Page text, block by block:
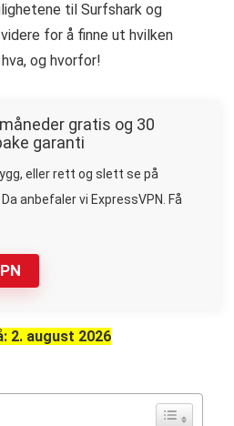
til Surfshark og
for å finne ut hvilken
og hvorfor!
gratis og 30
garanti
eller rett og slett se på
anbefaler vi ExpressVPN. Få
2. august 2026